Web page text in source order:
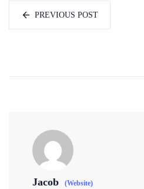
PREVIOUS POST
Jacob (Website)